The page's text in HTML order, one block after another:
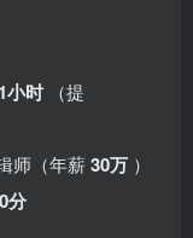
1小时 （提
师（年薪30万 ）
分